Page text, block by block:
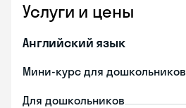
Услуги и цены
Английский язык
Мини-курс для дошкольников
Для дошкольников